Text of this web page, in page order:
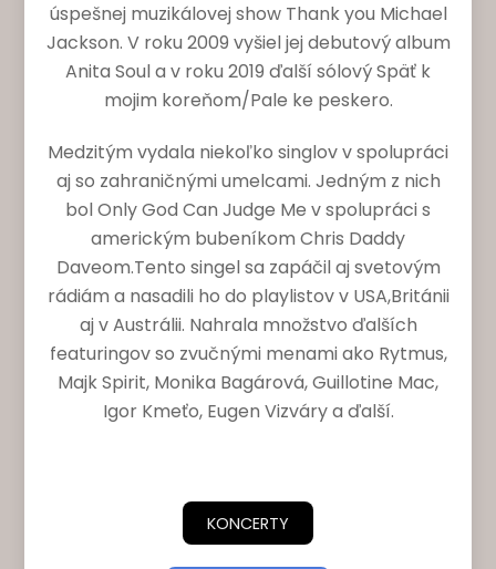
úspešnej muzikálovej show Thank you Michael
Jackson. V roku 2009 vyšiel jej debutový album
Anita Soul a v roku 2019 ďalší sólový Späť k
mojim koreňom/Pale ke peskero.
Medzitým vydala niekoľko singlov v spolupráci
aj so zahraničnými umelcami. Jedným z nich
bol Only God Can Judge Me v spolupráci s
americkým bubeníkom Chris Daddy
Daveom.Tento singel sa zapáčil aj svetovým
rádiám a nasadili ho do playlistov v USA,Británii
aj v Austrálii. Nahrala množstvo ďalších
featuringov so zvučnými menami ako Rytmus,
Majk Spirit, Monika Bagárová, Guillotine Mac,
Igor Kmeťo, Eugen Vizváry a ďalší.
KONCERTY